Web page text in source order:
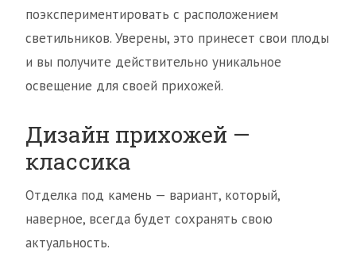
поэкспериментировать с расположением
светильников. Уверены, это принесет свои плоды
и вы получите действительно уникальное
освещение для своей прихожей.
Дизайн прихожей —
классика
Отделка под камень — вариант, который,
наверное, всегда будет сохранять свою
актуальность.